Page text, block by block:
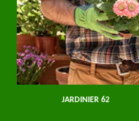
JARDINIER 62